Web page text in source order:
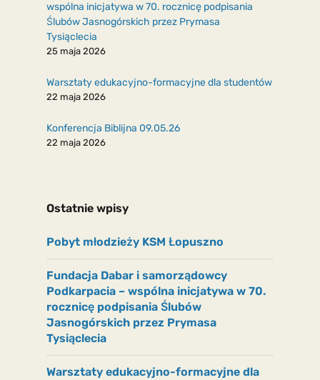
wspólna inicjatywa w 70. rocznicę podpisania
Ślubów Jasnogórskich przez Prymasa
Tysiąclecia
25 maja 2026
Warsztaty edukacyjno-formacyjne dla studentów
22 maja 2026
Konferencja Biblijna 09.05.26
22 maja 2026
Ostatnie wpisy
Pobyt młodzieży KSM Łopuszno
Fundacja Dabar i samorządowcy
Podkarpacia – wspólna inicjatywa w 70.
rocznicę podpisania Ślubów
Jasnogórskich przez Prymasa
Tysiąclecia
Warsztaty edukacyjno-formacyjne dla